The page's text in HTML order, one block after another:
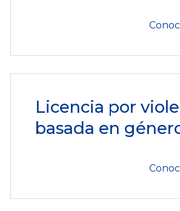
Licencia por
basada en